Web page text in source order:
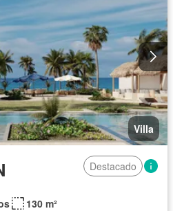
Villa
Destacado
130 m²